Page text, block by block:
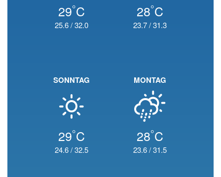
29°C
25.6/32.0
28°C
23.7/31.3
SONNTAG
29°C
24.6/32.5
MONTAG
28°C
23.6/31.5